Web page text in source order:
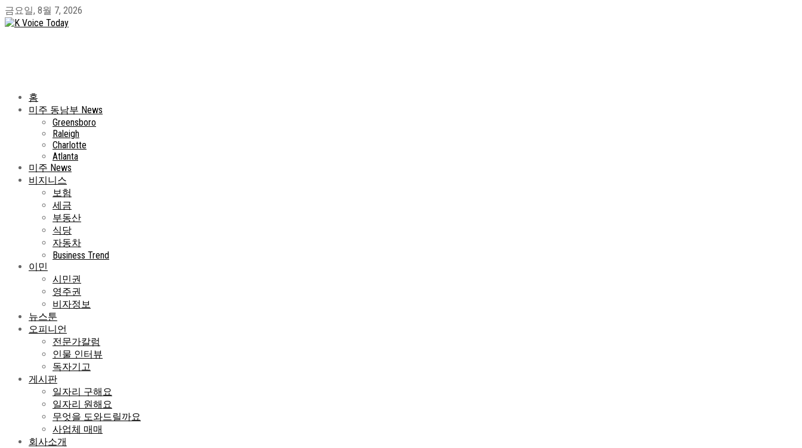
금요일, 8월 7, 2026
홈
미주 동남부 News
Greensboro
Raleigh
Charlotte
Atlanta
미주 News
비지니스
보험
세금
부동산
식당
자동차
Business Trend
이민
시민권
영주권
비자정보
뉴스툰
오피니언
전문가칼럼
인물 인터뷰
독자기고
게시판
일자리 구해요
일자리 원해요
무엇을 도와드릴까요
사업체 매매
회사소개